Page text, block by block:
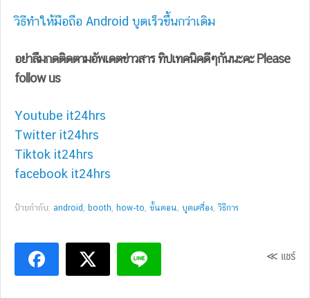
วิธีทำให้มือถือ Android บูตเร็วขึ้นกว่าเดิม
อย่าลืมกดติดตามอัพเดตข่าวสาร ทิปเทคนิคดีๆกันนะคะ Please
follow us
Youtube it24hrs
Twitter it24hrs
Tiktok it24hrs
facebook it24hrs
ป้ายกำกับ: android booth how-to ขั้นตอน บูตเครื่อง ,วิธีการ
≪ แชร์